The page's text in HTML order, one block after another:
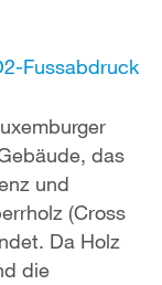
Fussabdruck
das
und
(Cross
Da Holz
die